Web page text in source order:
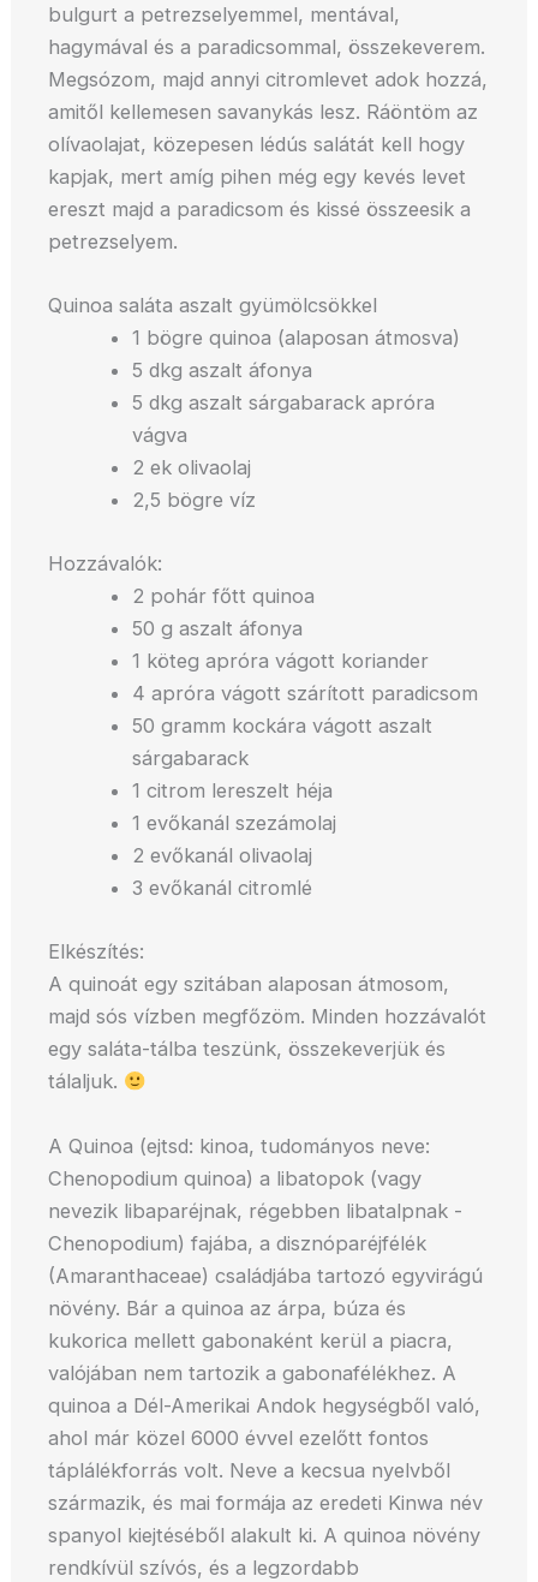
bulgurt a petrezselyemmel, mentával,
hagymával és a paradicsommal, összekeverem.
Megsózom, majd annyi citromlevet adok hozzá,
amitől kellemesen savanykás lesz. Ráöntöm az
olívaolajat, közepesen lédús salátát kell hogy
kapjak, mert amíg pihen még egy kevés levet
ereszt majd a paradicsom és kissé összeesik a
petrezselyem.
Quinoa saláta aszalt gyümölcsökkel
1 bögre quinoa (alaposan átmosva)
5 dkg aszalt áfonya
5 dkg aszalt sárgabarack apróra
vágva
2 ek olivaolaj
2,5 bögre víz
Hozzávalók:
2 pohár főtt quinoa
50 g aszalt áfonya
1 köteg apróra vágott koriander
4 apróra vágott szárított paradicsom
50 gramm kockára vágott aszalt
sárgabarack
1 citrom lereszelt héja
1 evőkanál szezámolaj
2 evőkanál olivaolaj
3 evőkanál citromlé
Elkészítés:
A quinoát egy szitában alaposan átmosom,
majd sós vízben megfőzöm. Minden hozzávalót
egy saláta-tálba teszünk, összekeverjük és
tálaljuk.
A Quinoa (ejtsd: kinoa, tudományos neve:
Chenopodium quinoa) a libatopok (vagy
nevezik libaparéjnak, régebben libatalpnak -
Chenopodium) fajába, a disznóparéjfélék
(Amaranthaceae) családjába tartozó egyvirágú
növény. Bár a quinoa az árpa, búza és
kukorica mellett gabonaként kerül a piacra,
valójában nem tartozik a gabonafélékhez. A
quinoa a Dél-Amerikai Andok hegységből való,
ahol már közel 6000 évvel ezelőtt fontos
táplálékforrás volt. Neve a kecsua nyelvből
származik, és mai formája az eredeti Kinwa név
spanyol kiejtéséből alakult ki. A quinoa növény
rendkívül szívós, és a legzordabb